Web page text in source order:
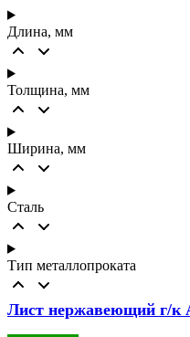
Длина, мм
Толщина, мм
Ширина, мм
Сталь
Тип металлопроката
Лист нержавеющий г/к